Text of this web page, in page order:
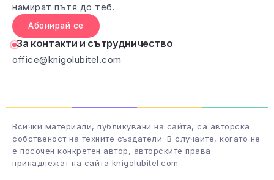
намират пътя до теб.
Абонирай се
За контакти и сътрудничество
office@knigolubitel.com
Всички материали, публикувани на сайта, са авторска
собственост на техните създатели. В случаите, когато не
е посочен конкретен автор, авторските права
принадлежат на сайта knigolubitel.com